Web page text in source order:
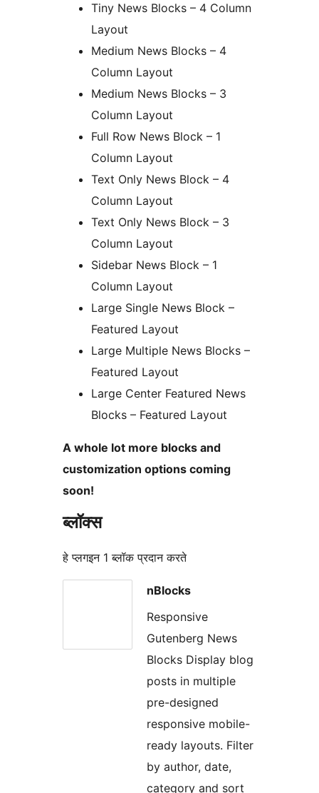
Tiny News Blocks – 4 Column
Layout
Medium News Blocks – 4
Column Layout
Medium News Blocks – 3
Column Layout
Full Row News Block – 1
Column Layout
Text Only News Block – 4
Column Layout
Text Only News Block – 3
Column Layout
Sidebar News Block – 1
Column Layout
Large Single News Block –
Featured Layout
Large Multiple News Blocks –
Featured Layout
Large Center Featured News
Blocks – Featured Layout
A whole lot more blocks and
customization options coming
soon!
ब्लॉक्स
हे प्लगइन 1 ब्लॉक प्रदान करते
nBlocks
Responsive
Gutenberg News
Blocks Display blog
posts in multiple
pre-designed
responsive mobile-
ready layouts. Filter
by author, date,
category and sort